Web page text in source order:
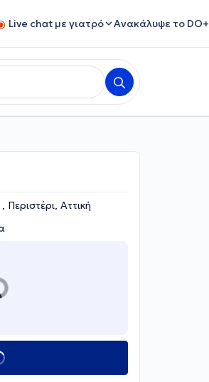
Live chat με γιατρό Ανακάλυψε το DO+
Αττική